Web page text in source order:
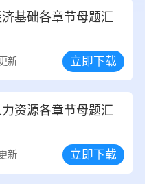
基础各章节母题汇
新 立即下载
资源各章节母题汇
新 立即下载